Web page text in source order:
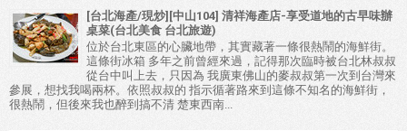
[台北海產/現炒][中山104] 清祥海產店-享受道地的古早味辦
桌菜(台北美食 台北旅遊)
位於台北東區的心臟地帶，其實藏著一條很熱鬧的海鮮街。
這條街冰箱 多年之前曾經來過，記得那次臨時被台北林叔叔
從台中叫上去，只因為 我廣東佛山的麥叔叔第一次到台灣來
參展，想找我喝兩杯。依照叔叔的 指示循著路來到這條不知名的海鮮街，
很熱鬧，但後來我也醉到搞不清 楚東西南...